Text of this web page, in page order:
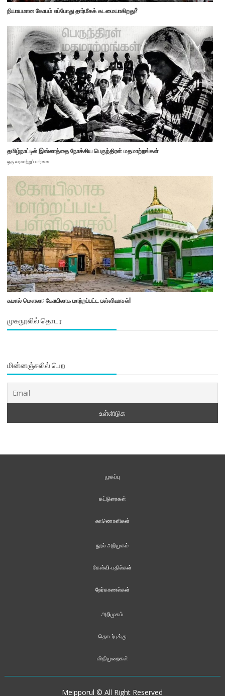
நியாயமான கோபம் எப்போது தார்மீகக் கடமையாகிறது?
தமிழ்நாட்டில் இஸ்லாத்தை நோக்கிய பெருந்திரள் மதமாற்றங்கள்
ஒரு வரலாற்றுப் பார்வை
கமால் மௌலா: கோயிலாக மாற்றப்பட்ட பள்ளிவாசல்!
முகநூலில் தொடர
மின்னஞ்சலில் பெற
முகப்பு
கட்டுரைகள்
காணொளிகள்
நூல் அறிமுகம்
கேள்வி-பதில்கள்
நேர்காணல்கள்
அறிமுகம்
தொடர்புக்கு
விதிமுறைகள்
Meipporul © All Right Reserved